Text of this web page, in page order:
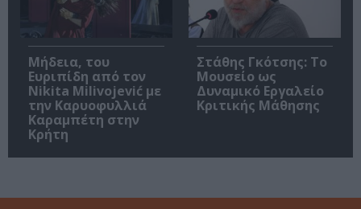
Μήδεια, του
Ευριπίδη από τον
Nikita Milivojević με
την Καρυοφυλλιά
Καραμπέτη στην
Κρήτη
Στάθης Γκότσης: Το
Μουσείο ως
Δυναμικό Εργαλείο
Κριτικής Μάθησης